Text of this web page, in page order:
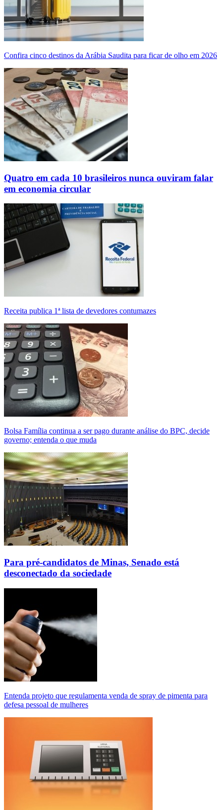
Confira cinco destinos da Arábia Saudita para ficar de olho em 2026
Quatro em cada 10 brasileiros nunca ouviram falar
em economia circular
Receita publica 1ª lista de devedores contumazes
Bolsa Família continua a ser pago durante análise do BPC, decide
governo; entenda o que muda
Para pré-candidatos de Minas, Senado está
desconectado da sociedade
Entenda projeto que regulamenta venda de spray de pimenta para
defesa pessoal de mulheres